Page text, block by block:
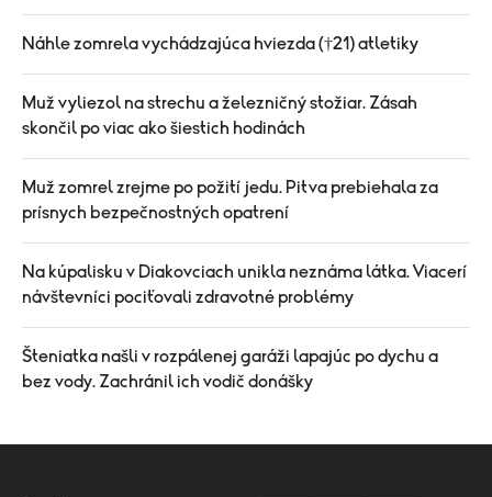
Náhle zomrela vychádzajúca hviezda (†21) atletiky
Muž vyliezol na strechu a železničný stožiar. Zásah
skončil po viac ako šiestich hodinách
Muž zomrel zrejme po požití jedu. Pitva prebiehala za
prísnych bezpečnostných opatrení
Na kúpalisku v Diakovciach unikla neznáma látka. Viacerí
návštevníci pociťovali zdravotné problémy
Šteniatka našli v rozpálenej garáži lapajúc po dychu a
bez vody. Zachránil ich vodič donášky